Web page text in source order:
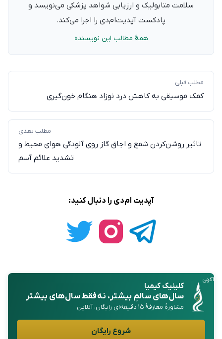
سلامت متابولیک و ارزیابی شواهد پزشکی می‌نویسد و
پادکست آپدیت‌ام‌دی را اجرا می‌کند.
همهٔ مطالب این نویسنده
مطلب قبلی
کمک موسیقی به کاهش درد نوزاد هنگام خون‌گیری
مطلب بعدی
تاثیر روشن‌کردن شمع و اجاق گاز روی آلودگی هوای محیط و
تشدید علائم آسم
آپدیت ام‌دی را دنبال کنید:
آگهی
کلینیک کیمیا
سال‌های سالمِبیشتر، نه فقط سال‌های بیشتر
مشاورهٔ معارفهٔ ۱۵ دقیقه‌ای رایگان، آنلاین
شروع رایگان